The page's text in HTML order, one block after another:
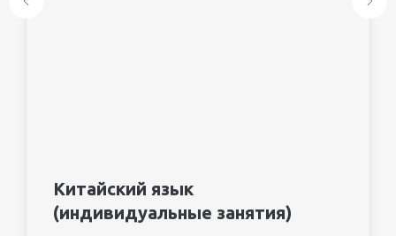
Китайский язык
(индивидуальные занятия)